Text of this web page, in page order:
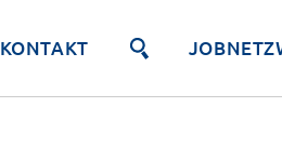
KONTAKT